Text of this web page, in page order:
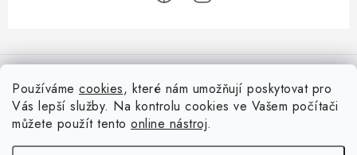
Používáme cookies, které nám umožňují poskytovat pro
Vás lepší služby. Na kontrolu cookies ve Vašem počítači
můžete použít tento online nástroj.
á
Doprava
Nepřehlédněte
Blog s nápady a návody